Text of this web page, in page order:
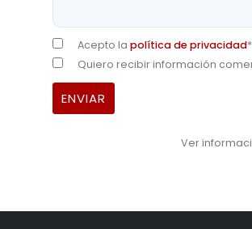
Acepto la política de privacidad*
Quiero recibir información
Ver